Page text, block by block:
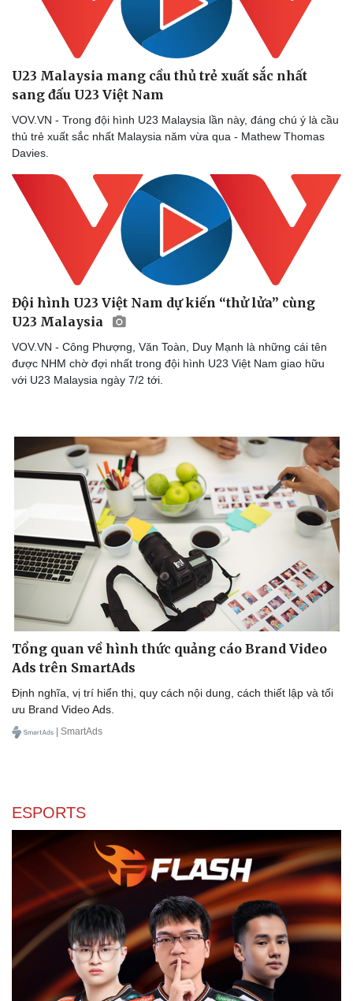
Thông tin doanh nghiệp
Doanh nghiệp 24h
Doanh nhân
Vì cộng đồng
Sành điệu
Tin Công nghệ
Trải nghiệm
Chuyển đổi số
Sức khỏe
Cây thuốc
Sản phụ khoa
Nam khoa
Làm đẹp - giảm cân
Phòng mạch online
Ăn sạch sống khỏe
Tình yêu - Gia đình
U23 Malaysia mang cầu thủ trẻ xuất sắc nhất
sang đấu U23 Việt Nam
VOV.VN - Trong đội hình U23 Malaysia lần này, đáng chú ý là cầu
thủ trẻ xuất sắc nhất Malaysia năm vừa qua - Mathew Thomas
Davies.
Đội hình U23 Việt Nam dự kiến “thử lửa” cùng
U23 Malaysia
VOV.VN - Công Phượng, Văn Toàn, Duy Mạnh là những cái tên
được NHM chờ đợi nhất trong đội hình U23 Việt Nam giao hữu
với U23 Malaysia ngày 7/2 tới.
Tổng quan về hình thức quảng cáo Brand Video
Ads trên SmartAds
Định nghĩa, vị trí hiển thị, quy cách nội dung, cách thiết lập và tối
ưu Brand Video Ads.
| SmartAds
ESPORTS